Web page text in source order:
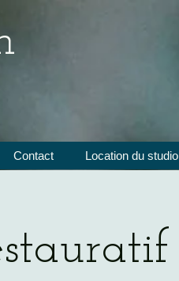
Contact Location du studio